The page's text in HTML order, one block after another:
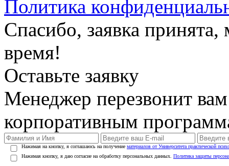
Политика
Спасибо, заявка
время!
Оставьте заявку
Менеджер перезвонит
корпоративным
Нажимая на кнопку, я соглашаюсь на получение материалов от Университета практической
Нажимая кнопку, я даю согласие на обработку персональных данных. Политика защиты